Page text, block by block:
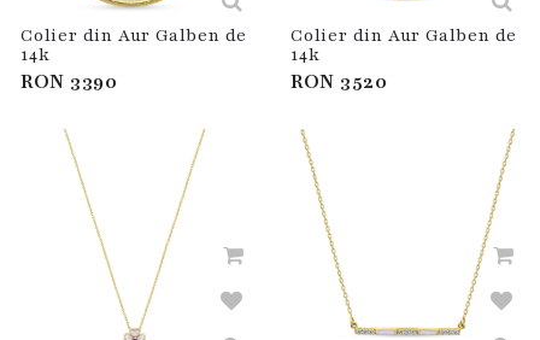
Colier din Aur Galben de
14k
RON 3390
Colier din Aur Galben de
14k
RON 3520